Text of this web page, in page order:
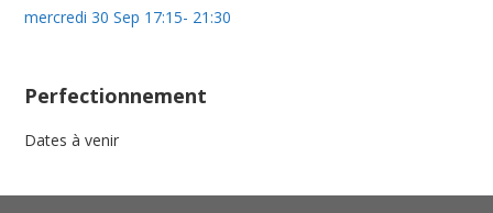
mercredi 30 Sep 17:15- 21:30
Perfectionnement
Dates à venir